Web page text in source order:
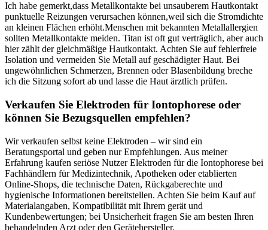
Ich habe gemerkt,dass Metallkontakte bei unsauberem Hautkontakt⁣
punktuelle Reizungen verursachen‍ können,weil​ sich die Stromdichte
an ⁣kleinen Flächen erhöht.Menschen⁢ mit⁤ bekannten Metallallergien‌
sollten Metallkontakte meiden. Titan ist oft gut verträglich, aber ⁣auch
hier zählt der gleichmäßige Hautkontakt.‌ Achten Sie ‌auf fehlerfreie
Isolation und vermeiden⁢ Sie Metall auf geschädigter Haut.⁣ Bei
ungewöhnlichen Schmerzen,⁤ Brennen oder ​Blasenbildung breche
ich die Sitzung sofort ⁤ab und⁤ lasse die Haut ärztlich prüfen.
Verkaufen⁣ Sie‌ Elektroden ‌für Iontophorese‌ oder​
können Sie​ Bezugsquellen empfehlen?
Wir ‍verkaufen​ selbst keine Elektroden – wir sind⁣ ein
‌Beratungsportal und geben nur Empfehlungen. Aus meiner
Erfahrung kaufen seriöse Nutzer ‌Elektroden für die Iontophorese bei
Fachhändlern‌ für ⁢Medizintechnik, Apotheken oder ‌etablierten
Online-Shops, die ‌technische Daten,⁢ Rückgaberechte und
‌hygienische Informationen bereitstellen.⁤ Achten Sie beim ⁤Kauf auf
Materialangaben, Kompatibilität mit Ihrem gerät ​und
Kundenbewertungen; bei Unsicherheit fragen Sie am besten Ihren
behandelnden Arzt oder den Gerätehersteller.